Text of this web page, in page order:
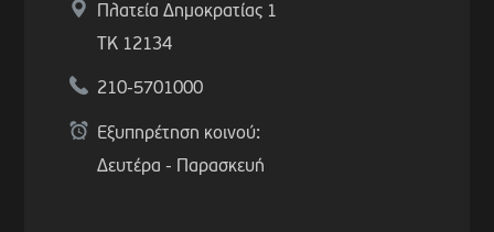
Πλατεία Δημοκρατίας 1
ΤΚ 12134
210-5701000
Εξυπηρέτηση κοινού:
Δευτέρα - Παρασκευή